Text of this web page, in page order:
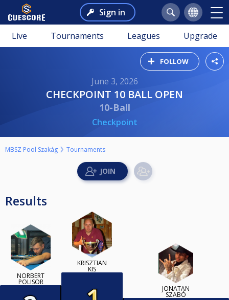
Sign in
Live Tournaments Leagues Upgrade
FOLLOW
June 3, 2026
CHECKPOINT 10 BALL OPEN
10-Ball
Checkpoint
MBSZ Pool Szakág Tournaments
Results
NORBERT
POLISOR
KRISZTIÁN
KIS
JONATÁN
SZABÓ